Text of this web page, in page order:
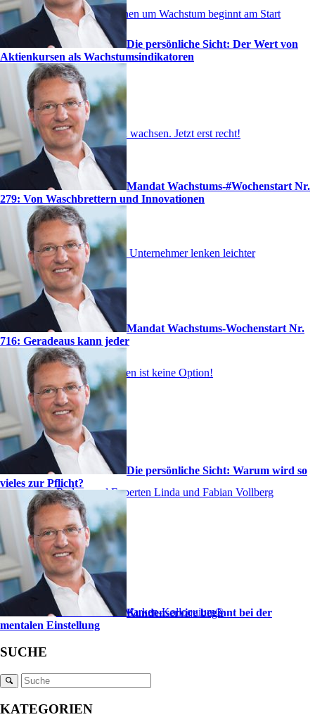
Das Rennen um Wachstum beginnt am Start
Profitabel wachsen. Jetzt erst recht!
Visionäre Unternehmer lenken leichter
Wegsterben ist keine Option!
Redner und Experten Linda und Fabian Vollberg
Internationales Marken-Kolloquium®
Die persönliche Sicht: Der Wert von
Aktienkursen als Wachstumsindikatoren
Mandat Wachstums-#Wochenstart Nr.
279: Von Waschbrettern und Innovationen
Mandat Wachstums-Wochenstart Nr.
716: Geradeaus kann jeder
Die persönliche Sicht: Warum wird so
vieles zur Pflicht?
Kundenservice beginnt bei der
mentalen Einstellung
SUCHE
KATEGORIEN